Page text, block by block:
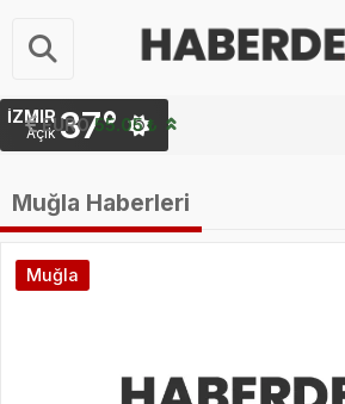
STERLIN 64.28 ₺
İZMIR
Açık37°
Muğla Haberleri
Muğla